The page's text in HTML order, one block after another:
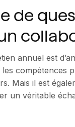
de
annuel est
compétences
Mais il est
un véritable